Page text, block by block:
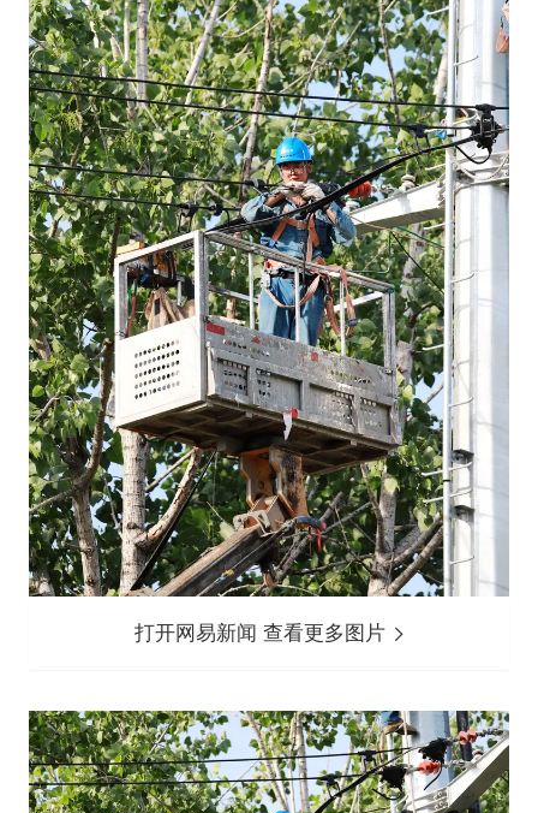
打开网易新闻 查看更多图片